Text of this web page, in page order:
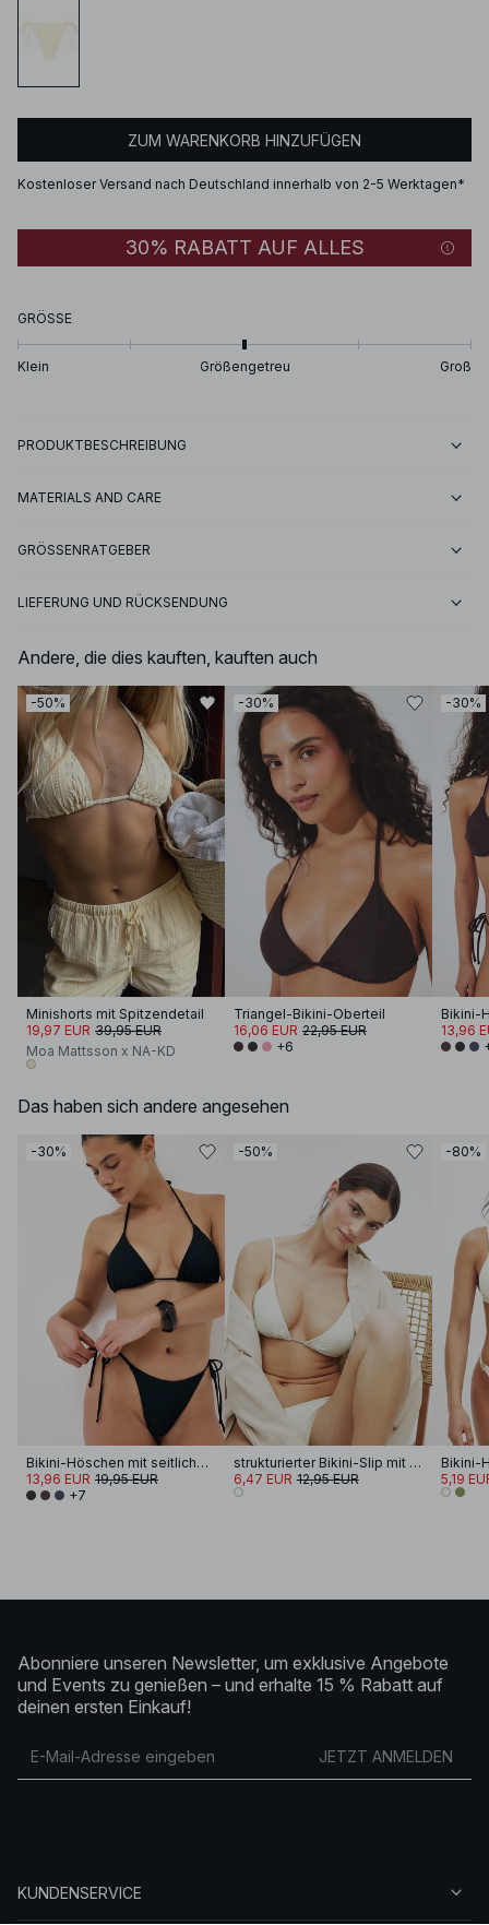
ZUM WARENKORB HINZUFÜGEN
Kostenloser Versand nach Deutschland innerhalb von 2-5 Werktagen*
30% RABATT AUF ALLES
GRÖSSE
Klein Größengetreu Groß
PRODUKTBESCHREIBUNG
MATERIALS AND CARE
GRÖSSENRATGEBER
LIEFERUNG UND RÜCKSENDUNG
Andere, die dies kauften, kauften auch
-50%
Minishorts mit Spitzendetail
19,97 EUR 39,95 EUR
Moa Mattsson x NA-KD
-30%
Triangel-Bikini-Oberteil
16,06 EUR 22,95 EUR
+6
-30%
13,96
Das haben sich andere angesehen
-30%
Bikini-Höschen mit seitlicher Schnürung
13,96 EUR 19,95 EUR
+7
-50%
strukturierter Bikini-Slip mit Schnürung
6,47 EUR 12,95 EUR
-80%
5,19
Abonniere unseren Newsletter, um exklusive Angebote
und Events zu genießen – und erhalte 15 % Rabatt auf
deinen ersten Einkauf!
JETZT ANMELDEN
KUNDENSERVICE